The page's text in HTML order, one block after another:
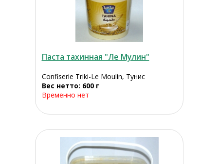
Паста тахинная "Ле Мулин"
Confiserie Triki-Le Moulin, Тунис
Вес нетто: 600 г
Временно нет